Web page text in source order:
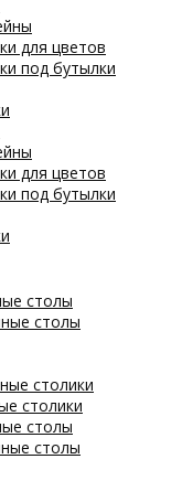
для цветов
под бутылки
для цветов
под бутылки
столы
столы
столики
столики
столы
столы